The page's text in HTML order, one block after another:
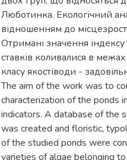
Люботинка. Екологічний
відношенням до
Отримані значення
ставків коливалися в
класу якостіводи -
The aim of the work was to
characterization of the ponds
indicators. A database of the
was created and floristic,
of the studied ponds were
varieties of algae belonging